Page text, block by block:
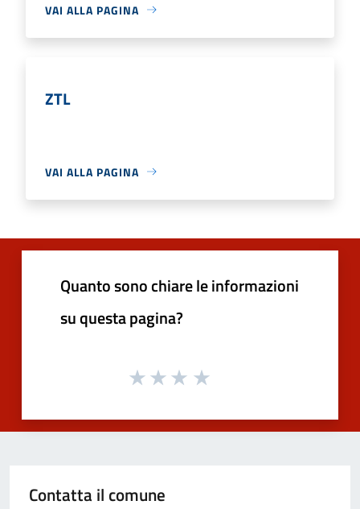
VAI ALLA PAGINA
ZTL
VAI ALLA PAGINA
Quanto sono chiare le informazioni
su questa pagina?
Contatta il comune